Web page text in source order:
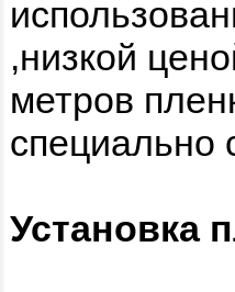
,низкой
метров
специально
Установка